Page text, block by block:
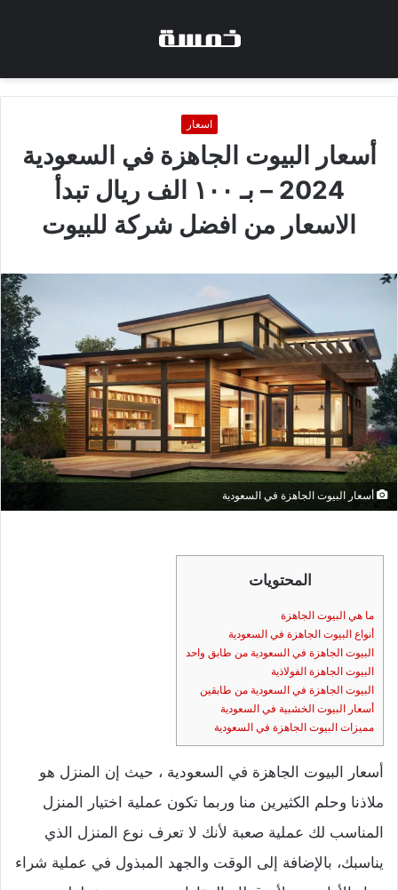
اسعار
أسعار البيوت الجاهزة في السعودية
2024 – بـ ١٠٠ الف ريال تبدأ
الاسعار من افضل شركة للبيوت
أسعار البيوت الجاهزة في السعودية
المحتويات
ما هي البيوت الجاهزة
أنواع البيوت الجاهزة في السعودية
البيوت الجاهزة في السعودية من طابق واحد
البيوت الجاهزة الفولاذية
البيوت الجاهزة في السعودية من طابقين
أسعار البيوت الخشبية في السعودية
مميزات البيوت الجاهزة في السعودية
أسعار البيوت الجاهزة في السعودية ، حيث إن المنزل هو
ملاذنا وحلم الكثيرين منا وربما تكون عملية اختيار المنزل
المناسب لك عملية صعبة لأنك لا تعرف نوع المنزل الذي
يناسبك، بالإضافة إلى الوقت والجهد المبذول في عملية شراء